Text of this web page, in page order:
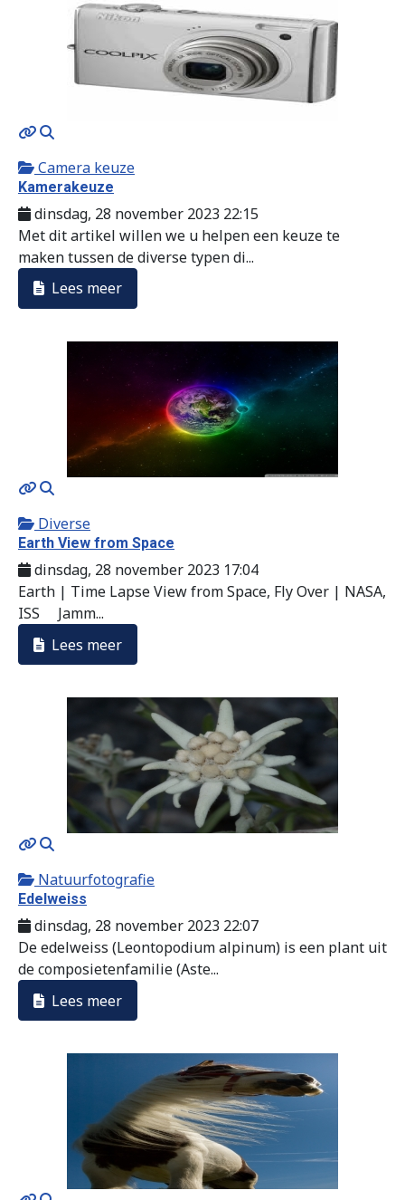
MOD_JTCS_VIEW_ARTICLE_LINK
Camera keuze
Kamerakeuze
dinsdag, 28 november 2023 22:15
Met dit artikel willen we u helpen een keuze te
maken tussen de diverse typen di...
Lees meer
MOD_JTCS_VIEW_ARTICLE_LINK
Diverse
Earth View from Space
dinsdag, 28 november 2023 17:04
Earth | Time Lapse View from Space, Fly Over | NASA,
ISS Jamm...
Lees meer
MOD_JTCS_VIEW_ARTICLE_LINK
Natuurfotografie
Edelweiss
dinsdag, 28 november 2023 22:07
De edelweiss (Leontopodium alpinum) is een plant uit
de composietenfamilie (Aste...
Lees meer